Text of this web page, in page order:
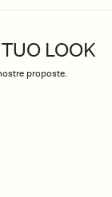
LOOK
proposte.